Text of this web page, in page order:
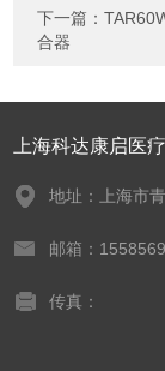
下一篇：
合器
上海科达康启医
地址：上海市
邮箱：
传真：